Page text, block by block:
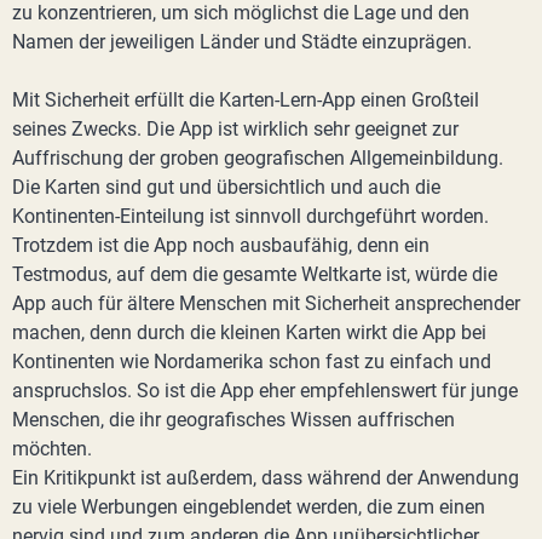
zu konzentrieren, um sich möglichst die Lage und den
Namen der jeweiligen Länder und Städte einzuprägen.
Mit Sicherheit erfüllt die Karten-Lern-App einen Großteil
seines Zwecks. Die App ist wirklich sehr geeignet zur
Auffrischung der groben geografischen Allgemeinbildung.
Die Karten sind gut und übersichtlich und auch die
Kontinenten-Einteilung ist sinnvoll durchgeführt worden.
Trotzdem ist die App noch ausbaufähig, denn ein
Testmodus, auf dem die gesamte Weltkarte ist, würde die
App auch für ältere Menschen mit Sicherheit ansprechender
machen, denn durch die kleinen Karten wirkt die App bei
Kontinenten wie Nordamerika schon fast zu einfach und
anspruchslos. So ist die App eher empfehlenswert für junge
Menschen, die ihr geografisches Wissen auffrischen
möchten.
Ein Kritikpunkt ist außerdem, dass während der Anwendung
zu viele Werbungen eingeblendet werden, die zum einen